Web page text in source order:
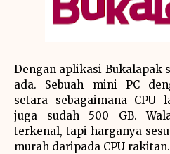
Dengan aplikasi Bukalapak
ada. Sebuah mini PC
setara sebagaimana CPU
juga sudah 500 GB.
terkenal, tapi harganya
murah daripada CPU rakitan.